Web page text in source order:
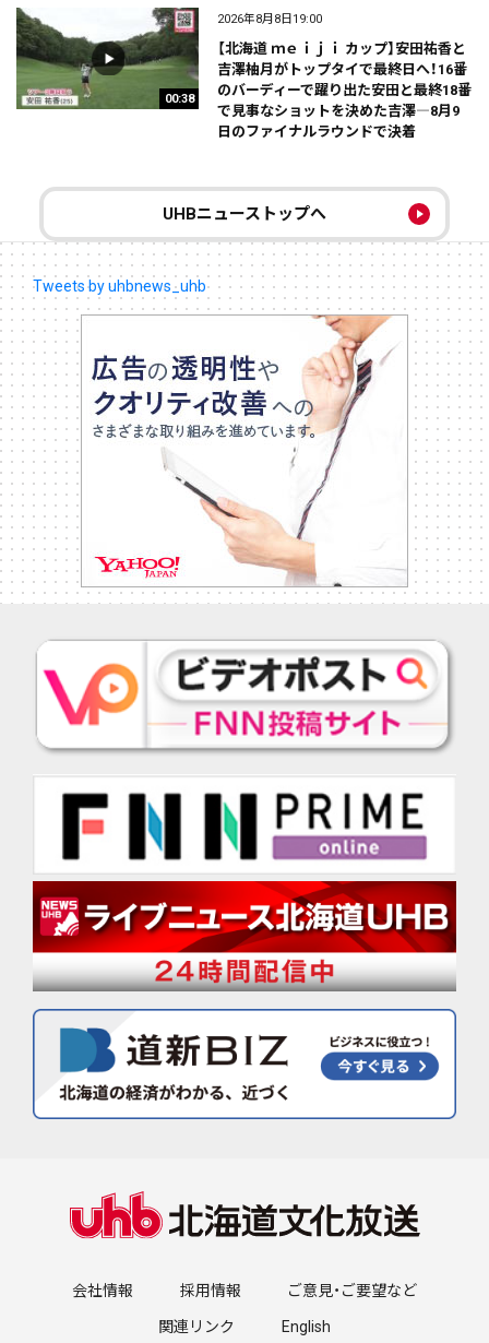
00:38
2026年8月8日19:00
【北海道 ｍｅｉｊｉ カップ】安田祐香と
吉澤柚月がトップタイで最終日へ！16番
のバーディーで躍り出た安田と最終18番
で見事なショットを決めた吉澤―8月9
日のファイナルラウンドで決着
UHBニューストップへ
Tweets by uhbnews_uhb
会社情報 採用情報 ご意見・ご要望など
関連リンク English